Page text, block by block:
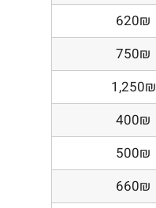
620₪
750₪
1,250₪
400₪
500₪
660₪